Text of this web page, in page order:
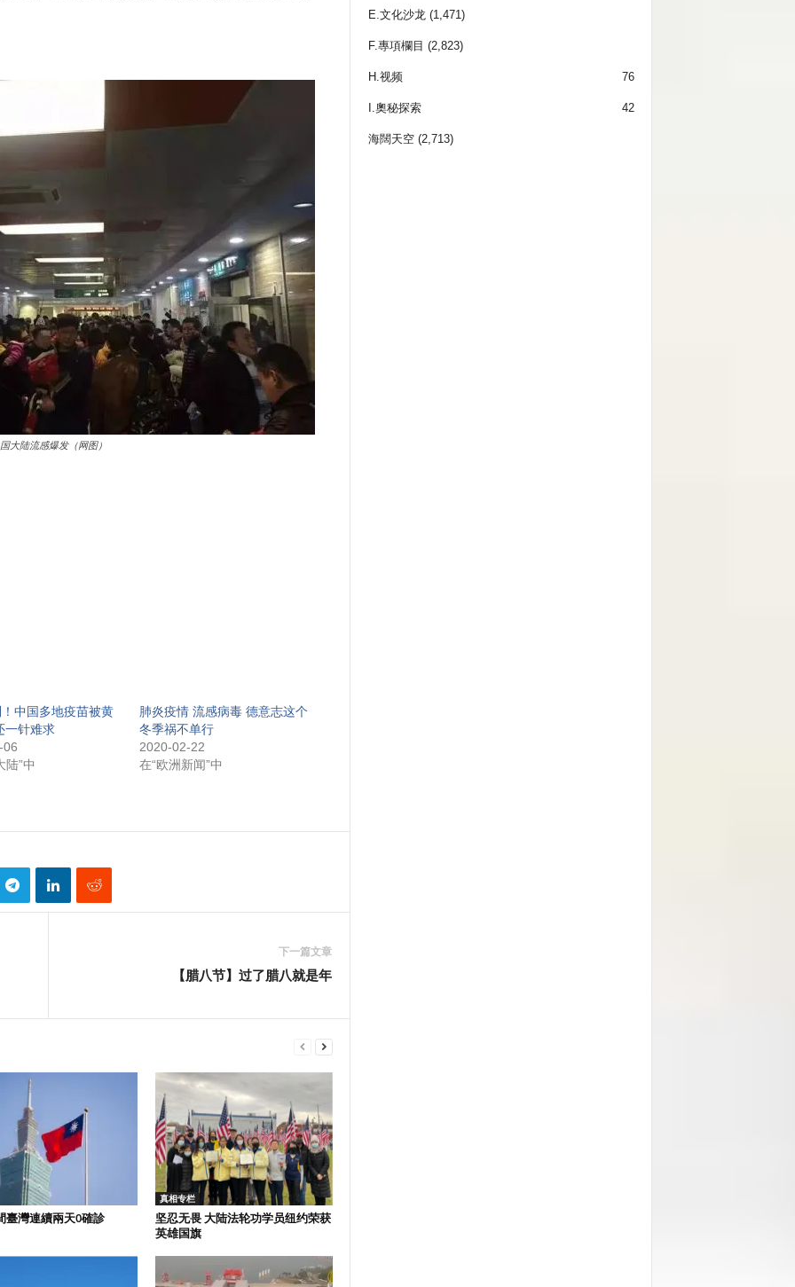
大陆流感爆发（网图）
中国多地疫苗被黄
一针难求
06
陆”中
肺炎疫情 流感病毒 德意志这个
冬季祸不单行
2020-02-22
在“欧洲新闻”中
下一篇文章
【腊八节】过了腊八就是年
臺灣連續兩天0確診
真相专栏
坚忍无畏 大陆法轮功学员纽约荣获
英雄国旗
E.文化沙龙 (1,471)
F.專項欄目 (2,823)
H.视频 76
I.奧秘探索 42
海闊天空(2,713)